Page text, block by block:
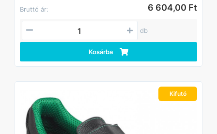
Bruttó ár: 6 604,00 Ft
db
Kosárba
Kifutó